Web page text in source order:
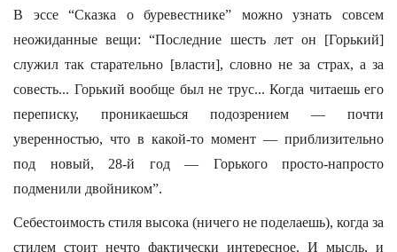
В эссе “Сказка о буревестнике” можно узнать совсем
неожиданные вещи: “Последние шесть лет он [Горький]
служил так старательно [власти], словно не за страх, а за
совесть... Горький вообще был не трус... Когда читаешь его
переписку, проникаешься подозрением — почти
уверенностью, что в какой-то момент — приблизительно
под новый, 28-й год — Горького просто-напросто
подменили двойником”.
Себестоимость стиля высока (ничего не поделаешь), когда за
стилем стоит нечто фактически интересное. И мысль, и